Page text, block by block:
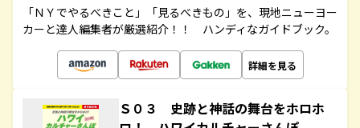
「ＮＹでやるべきこと」「見るべきもの」を、現地ニューヨー
カーと達人編集者が厳選紹介！！ ハンディなガイドブック。
詳細を見る
Ｓ０３ 史跡と神話の舞台をホロホ